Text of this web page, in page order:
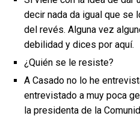
decir nada da igual que se
del revés. Alguna vez
debilidad y dices por aquí.
¿Quién se le resiste?
A Casado no lo he
entrevistado a muy poca
la presidenta de la